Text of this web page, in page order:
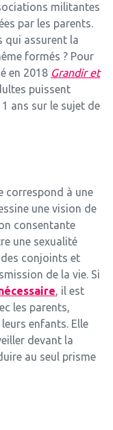
militantes
par les parents.
qui assurent la
formés ? Pour
en 2018 Grandir et
puissent
ans sur le sujet de
correspond à une
une vision de
consentante
une sexualité
conjoints et
de la vie. Si
, il est
les parents,
enfants. Elle
devant la
au seul prisme